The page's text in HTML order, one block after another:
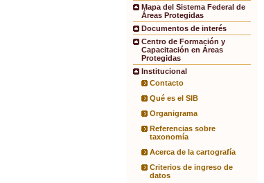
Mapa del Sistema Federal de
Áreas Protegidas
Documentos de interés
Centro de Formación y
Capacitación en Áreas
Protegidas
Institucional
Contacto
Qué es el SIB
Organigrama
Referencias sobre
taxonomía
Acerca de la cartografía
Criterios de ingreso de
datos